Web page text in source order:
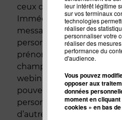
leur intérêt légitime
sur vos terminaux
technologies
réaliser des
personnaliser votre
réaliser des
performance du
d'audience.
Vous pouvez
opposer aux
données
moment en cliquant
cookies » en bas
ceux qui s’inscrivent à un
Immédiatement après,
message de bienvenue
personnalisé en
prénom, que vous avez
champ d’inscription aux
webinaire. Quelques jours
pouvez les relancer avec
personnalisé, qui leur
d’autres contenus qu’ils